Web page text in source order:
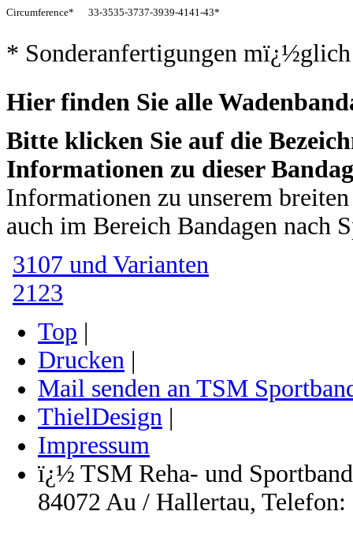
Circumference* 33-3535-3737-3939-4141-43*
* Sonderanfertigungen mï¿½glich
Hier finden Sie alle
Bitte klicken Sie auf die
Informationen zu dieser
Informationen zu unserem
auch im Bereich Bandagen nach
3107 und Varianten
2123
Top |
Drucken |
Mail senden an TSM
ThielDesign |
Impressum
ï¿½ TSM Reha- und
84072 Au / Hallertau,